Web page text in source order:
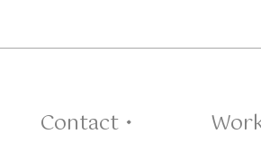
Contact •